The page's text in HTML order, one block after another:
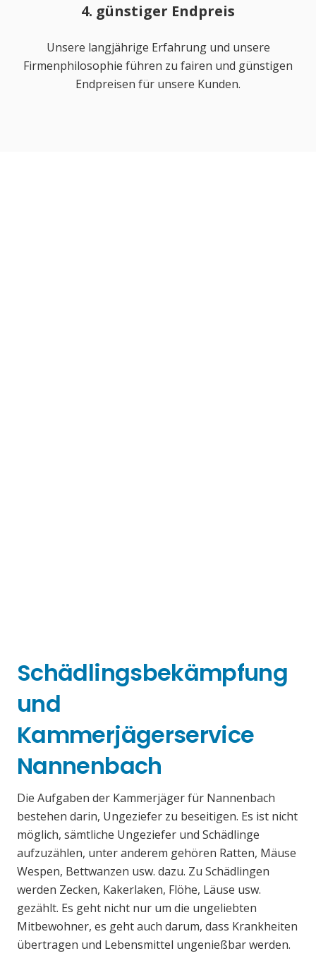
4. günstiger Endpreis
Unsere langjährige Erfahrung und unsere
Firmenphilosophie führen zu fairen und günstigen
Endpreisen für unsere Kunden.
Schädlingsbekämpfung
und
Kammerjägerservice
Nannenbach
Die Aufgaben der Kammerjäger für Nannenbach
bestehen darin, Ungeziefer zu beseitigen. Es ist nicht
möglich, sämtliche Ungeziefer und Schädlinge
aufzuzählen, unter anderem gehören Ratten, Mäuse
Wespen, Bettwanzen usw. dazu. Zu Schädlingen
werden Zecken, Kakerlaken, Flöhe, Läuse usw.
gezählt. Es geht nicht nur um die ungeliebten
Mitbewohner, es geht auch darum, dass Krankheiten
übertragen und Lebensmittel ungenießbar werden.